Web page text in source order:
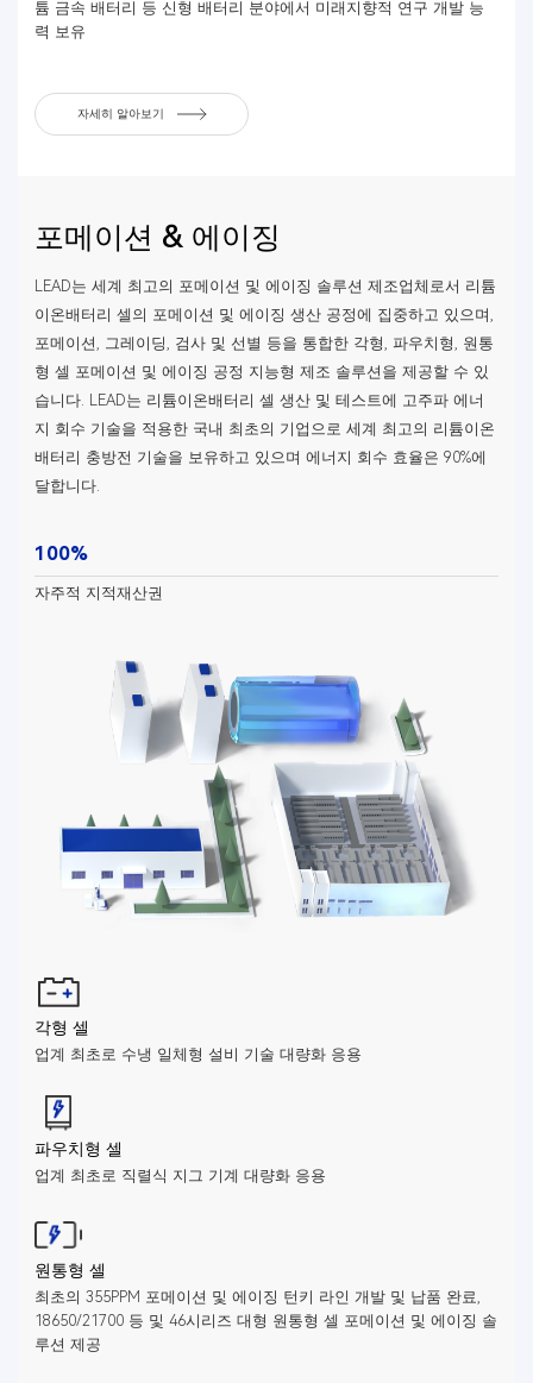
튬 금속 배터리 등 신형 배터리 분야에서 미래지향적 연구 개발 능
력 보유
자세히 알아보기
포메이션 & 에이징
LEAD는 세계 최고의 포메이션 및 에이징 솔루션 제조업체로서 리튬
이온배터리 셀의 포메이션 및 에이징 생산 공정에 집중하고 있으며,
포메이션, 그레이딩, 검사 및 선별 등을 통합한 각형, 파우치형, 원통
형 셀 포메이션 및 에이징 공정 지능형 제조 솔루션을 제공할 수 있
습니다. LEAD는 리튬이온배터리 셀 생산 및 테스트에 고주파 에너
지 회수 기술을 적용한 국내 최초의 기업으로 세계 최고의 리튬이온
배터리 충방전 기술을 보유하고 있으며 에너지 회수 효율은 90%에
달합니다.
100%
자주적 지적재산권
각형 셀
업계 최초로 수냉 일체형 설비 기술 대량화 응용
파우치형 셀
업계 최초로 직렬식 지그 기계 대량화 응용
원통형 셀
최초의 355PPM 포메이션 및 에이징 턴키 라인 개발 및 납품 완료,
18650/21700 등 및 46시리즈 대형 원통형 셀 포메이션 및 에이징 솔
루션 제공